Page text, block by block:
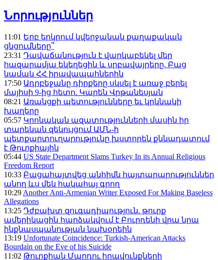
Նորություններ
11:01 Երբ երկրում կվերջանան քաղաքական
ցնցումները՞
23:31 Դավաճանություն է վարկաբեկել մեր
հազարամյա եկեղեցին և սրբավայրերը. Բաց
նամակ ՀՀ իրավապահներին
17:50 Ադրբեջանը դիրքերը սկսել է առաջ բերել
մայիսի 9-ից հետո. Կարեն Վրթանեսյան
08:21 Առանցքի պետությունները եւ կրկնակի
խաղերը
05:57 Կրոնական ազատությունների մասին իր
տարեկան զեկույցում ԱՄՆ-ի
պետքարտուղարությունը խստորեն քննադատում
է Թուրքիային
05:44 US State Department Slams Turkey In its Annual Religious
Freedom Report
10:33 Բացահայտվեց անհիմն հայտարարություններ
անող ևս մեկ հակահայ գրող
10:29 Another Anti-Armenian Writer Exposed For Making Baseless
Allegations
13:25 Դժբախտ զուգադիպություն. թուրք
ամերիկացին հարձակվում է Բուրդենի վրա նրա
ինքնասպանության նախօրեին
13:19 Unfortunate Coincidence: Turkish-American Attacks
Bourdain on the Eve of his Suicide
11:02 Թուրքիան Մարդու իրավունքների